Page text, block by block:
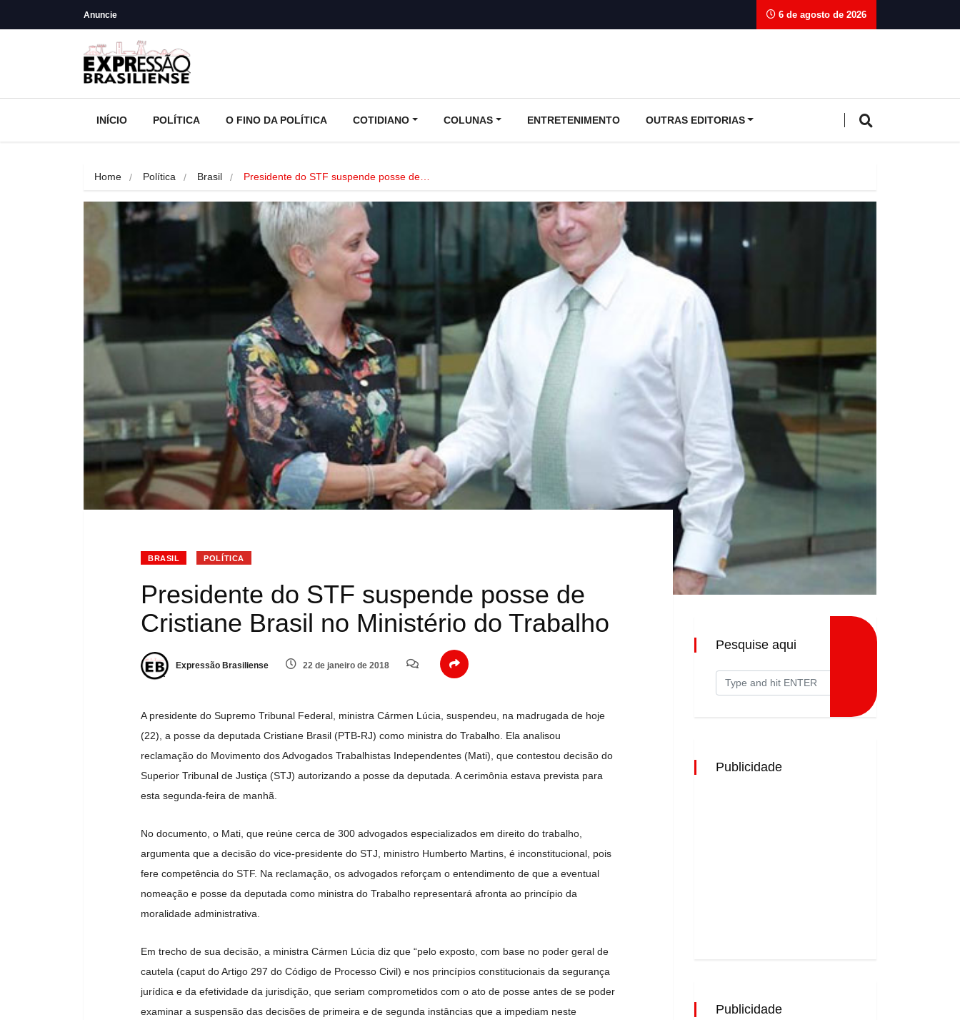
Anuncie 6 de agosto de 2026
INÍCIO POLÍTICA O FINO DA POLÍTICA COTIDIANO COLUNAS ENTRETENIMENTO OUTRAS EDITORIAS
Home Política Brasil Presidente do STF suspende posse de…
BRASIL POLÍTICA
Presidente do STF suspende posse de
Cristiane Brasil no Ministério do Trabalho
Expressão Brasiliense 22 de janeiro de 2018
A presidente do Supremo Tribunal Federal, ministra Cármen Lúcia, suspendeu, na madrugada de hoje
(22), a posse da deputada Cristiane Brasil (PTB-RJ) como ministra do Trabalho. Ela analisou
reclamação do Movimento dos Advogados Trabalhistas Independentes (Mati), que contestou decisão do
Superior Tribunal de Justiça (STJ) autorizando a posse da deputada. A cerimônia estava prevista para
esta segunda-feira de manhã.
No documento, o Mati, que reúne cerca de 300 advogados especializados em direito do trabalho,
argumenta que a decisão do vice-presidente do STJ, ministro Humberto Martins, é inconstitucional, pois
fere competência do STF. Na reclamação, os advogados reforçam o entendimento de que a eventual
nomeação e posse da deputada como ministra do Trabalho representará afronta ao princípio da
moralidade administrativa.
Em trecho de sua decisão, a ministra Cármen Lúcia diz que “pelo exposto, com base no poder geral de
cautela (caput do Artigo 297 do Código de Processo Civil) e nos princípios constitucionais da segurança
jurídica e da efetividade da jurisdição, que seriam comprometidos com o ato de posse antes de se poder
examinar a suspensão das decisões de primeira e de segunda instâncias que a impediam neste
Pesquise aqui
Publicidade
Publicidade